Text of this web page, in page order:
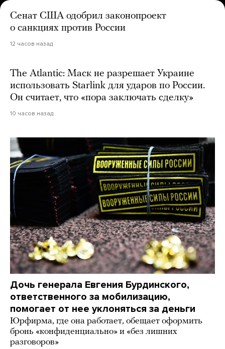
Сенат США одобрил законопроект
о санкциях против России
12 часов назад
The Atlantic: Маск не разрешает Украине
использовать Starlink для ударов по России.
Он считает, что «пора заключать сделку»
10 часов назад
Дочь генерала Евгения Бурдинского,
ответственного за мобилизацию,
помогает от нее уклоняться за деньги
Юрфирма, где она работает, обещает оформить
бронь «конфиденциально» и «без лишних
разговоров»